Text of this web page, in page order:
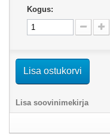
Kogus:
Lisa ostukorvi
Lisa soovinimekirja